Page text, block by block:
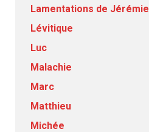
Lamentations de Jérémie
Lévitique
Luc
Malachie
Marc
Matthieu
Michée